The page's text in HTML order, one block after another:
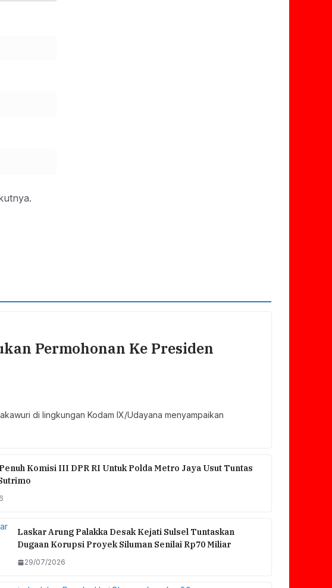
Permohonan Ke Presiden
di lingkungan Kodam IX/Udayana menyampaikan
Komisi III DPR RI Untuk Polda Metro Jaya Usut Tuntas
Laskar Arung Palakka Desak Kejati Sulsel Tuntaskan
Dugaan Korupsi Proyek Siluman Senilai Rp70 Miliar
29/07/2026